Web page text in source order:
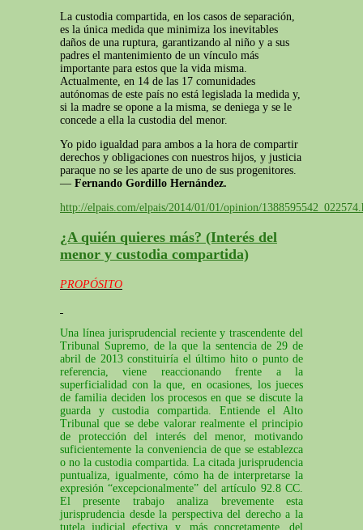
La custodia compartida, en los casos de separación,
es la única medida que minimiza los inevitables
daños de una ruptura, garantizando al niño y a sus
padres el mantenimiento de un vínculo más
importante para estos que la vida misma.
Actualmente, en 14 de las 17 comunidades
autónomas de este país no está legislada la medida y,
si la madre se opone a la misma, se deniega y se le
concede a ella la custodia del menor.
Yo pido igualdad para ambos a la hora de compartir
derechos y obligaciones con nuestros hijos, y justicia
paraque no se les aparte de uno de sus progenitores.
— Fernando Gordillo Hernández.
http://elpais.com/elpais/2014/01/01/opinion/
¿A quién quieres más? (Interés del
menor y custodia compartida)
PROPÓSITO
Una línea jurisprudencial reciente y trascendente del
Tribunal Supremo, de la que la sentencia de 29 de
abril de 2013 constituiría el último hito o punto de
referencia, viene reaccionando frente a la
superficialidad con la que, en ocasiones, los jueces
de familia deciden los procesos en que se discute la
guarda y custodia compartida. Entiende el Alto
Tribunal que se debe valorar realmente el principio
de protección del interés del menor, motivando
suficientemente la conveniencia de que se establezca
o no la custodia compartida. La citada jurisprudencia
puntualiza, igualmente, cómo ha de interpretarse la
expresión “excepcionalmente” del artículo 92.8 CC.
El presente trabajo analiza brevemente esta
jurisprudencia desde la perspectiva del derecho a la
tutela judicial efectiva y, más concretamente, del